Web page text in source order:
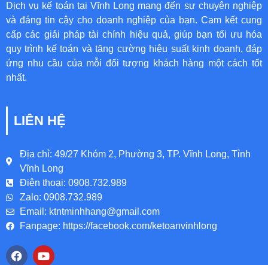
Dịch vụ kế toán tại Vĩnh Long mang đến sự chuyên nghiệp
và đáng tin cậy cho doanh nghiệp của bạn. Cam kết cung
cấp các giải pháp tài chính hiệu quả, giúp bạn tối ưu hóa
quy trình kế toán và tăng cường hiệu suất kinh doanh, đáp
ứng nhu cầu của mỗi đối tượng khách hàng một cách tốt
nhất.
LIÊN HỆ
Địa chỉ: 49/27 Khóm 2, Phường 3, TP. Vĩnh Long, Tỉnh
Vĩnh Long
Điện thoại: 0908.732.989
Zalo: 0908.732.989
Email: ktntminhhang@gmail.com
Fanpage: https://facebook.com/ketoanvinhlong
F
a
Y
o